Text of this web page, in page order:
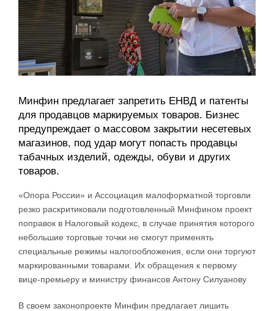
Минфин предлагает запретить ЕНВД и патенты
для продавцов маркируемых товаров. Бизнес
предупреждает о массовом закрытии несетевых
магазинов, под удар могут попасть продавцы
табачных изделий, одежды, обуви и других
товаров.
«Опора России» и Ассоциация малоформатной торговли
резко раскритиковали подготовленный Минфином проект
поправок в Налоговый кодекс, в случае принятия которого
небольшие торговые точки не смогут применять
специальные режимы налогообложения, если они торгуют
маркированными товарами. Их обращения к первому
вице-премьеру и министру финансов Антону Силуанову
В своем законопроекте Минфин предлагает лишить